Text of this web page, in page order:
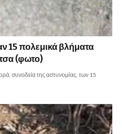
15 πολεμικά βλήματα
(φωτο)
συνοδεία της αστυνομίας, των 15